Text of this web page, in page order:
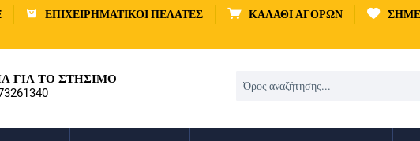
ΕΠΙΧΕΙΡΗΜΑΤΙΚΟΊ ΠΕΛΆΤΕΣ ΚΑΛΆΘΙ ΑΓΟΡΏΝ
ΓΙΑ ΤΟ ΣΤΉΣΙΜΟ